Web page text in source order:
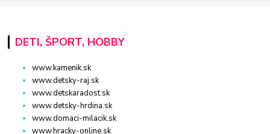
DETI, ŠPORT, HOBBY
www.kamenik.sk
www.detsky-raj.sk
www.detskaradost.sk
www.detsky-hrdina.sk
www.domaci-milacik.sk
www.hracky-online.sk